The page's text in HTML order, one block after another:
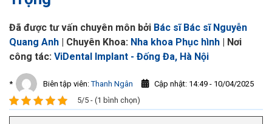
Đã được tư vấn chuyên môn bởi Bác sĩ Bác sĩ Nguyễn
Quang Anh | Chuyên Khoa: Nha khoa Phục hình | Nơi
công tác: ViDental Implant - Đống Đa, Hà Nội
* Biên tập viên:Thanh Ngân
Cập nhật: 14:49 - 10/04/2025
5/5 - (1 bình chọn)